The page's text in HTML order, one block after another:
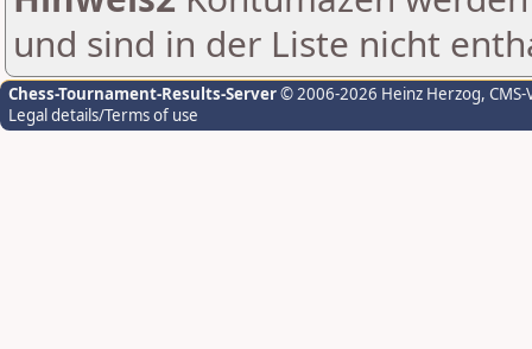
und sind in der Liste nicht
Chess-Tournament-Results-Server© 2006-2026 Heinz Herzog,
Legal details/Terms of use